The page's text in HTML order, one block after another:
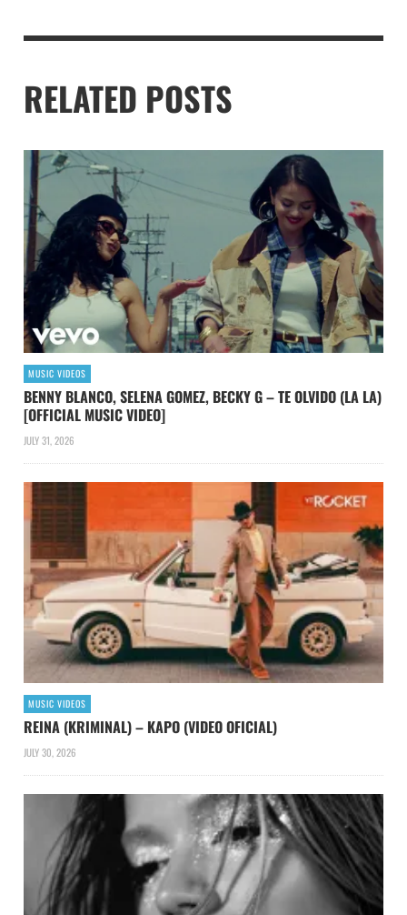
RELATED POSTS
MUSIC VIDEOS
BENNY BLANCO, SELENA GOMEZ, BECKY G – TE OLVIDO (LA LA)
[OFFICIAL MUSIC VIDEO]
JULY 31, 2026
MUSIC VIDEOS
REINA (KRIMINAL) – KAPO (VIDEO OFICIAL)
JULY 30, 2026